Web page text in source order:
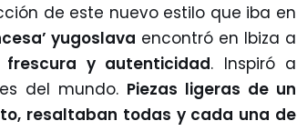
de este nuevo estilo que iba en
yugoslava encontró en Ibiza a
y autenticidad. Inspiró a
del mundo. Piezas ligeras de un
resaltaban todas y cada una de